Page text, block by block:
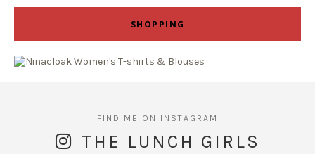
SHOPPING
THE LUNCH GIRLS